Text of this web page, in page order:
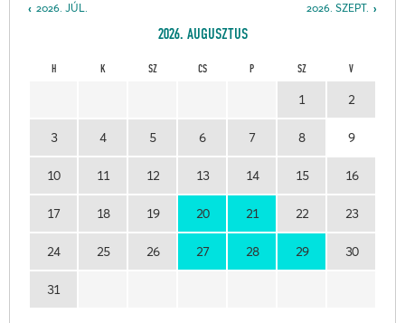
2026. SZEPT.
2026. JÚL.
2026. AUGUSZTUS
H K SZ CS P SZ V
1 2
3 4 5 6 7 8 9
10 11 12 13 14 15 16
17 18 19 20 21 22 23
24 25 26 27 28 29 30
31